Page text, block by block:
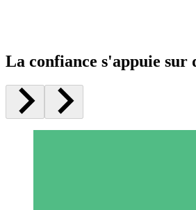
La confiance s'appuie sur